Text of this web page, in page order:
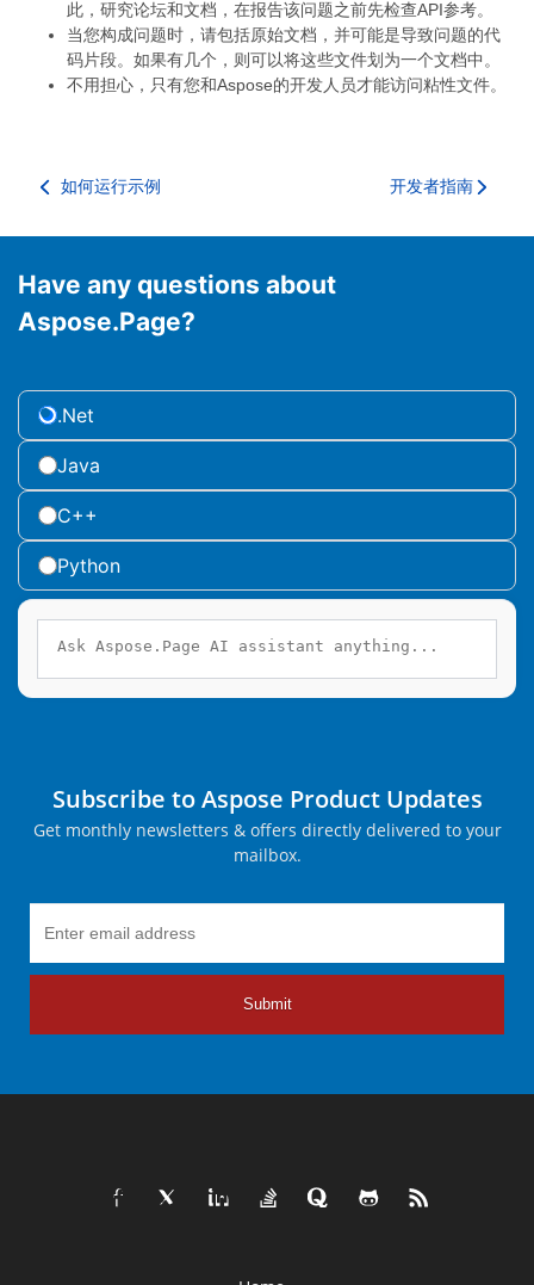
此，研究论坛和文档，在报告该问题之前先检查API参考。
当您构成问题时，请包括原始文档，并可能是导致问题的代
码片段。如果有几个，则可以将这些文件划为一个文档中。
不用担心，只有您和Aspose的开发人员才能访问粘性文件。
如何运行示例 开发者指南
Have any questions about
Aspose.Page?
.Net
Java
C++
Python
Subscribe to Aspose Product Updates
Get monthly newsletters & offers directly delivered to your
mailbox.
Submit